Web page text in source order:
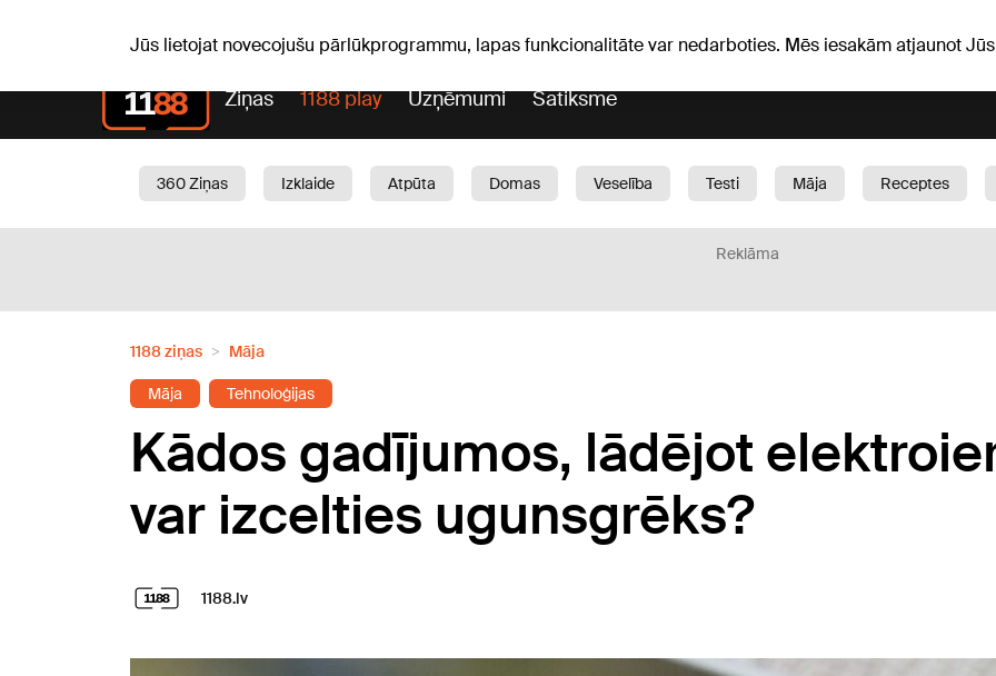
Jūs lietojat novecojušu pārlūkprogrammu, lapas funkcionalitāte var nedarboties. Mēs iesakām atjaunot
Ziņas 1188 play Uzņēmumi Satiksme
360 Ziņas Izklaide Atpūta Domas Veselība Testi Māja Receptes
Reklāma
1188 ziņas Māja
Māja Tehnoloģijas
Kādos gadījumos, lādējot
var izcelties ugunsgrēks?
1188.lv